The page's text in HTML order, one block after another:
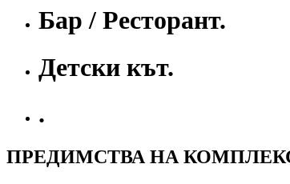
Бар / Ресторант.
Детски кът.
.
ПРЕДИМСТВА НА